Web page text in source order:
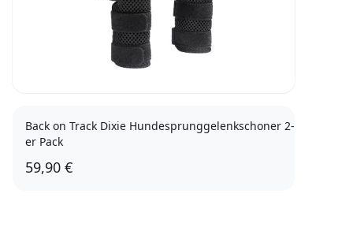
Back on Track Dixie Hundesprunggelenkschoner 2-
er Pack
59,90 €